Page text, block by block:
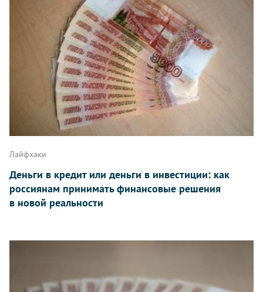
Лайфхаки
Деньги в кредит или деньги в инвестиции: как
россиянам принимать финансовые решения
в новой реальности